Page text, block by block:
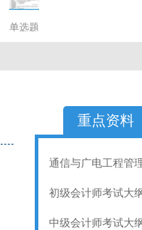
单选题
选择题
重点资料
通信与广电工程管
初级会计师考试大
中级会计师考试大